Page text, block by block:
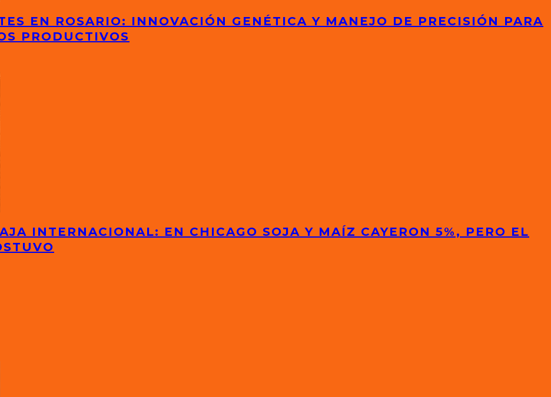
EN ROSARIO: INNOVACIÓN GENÉTICA Y MANEJO DE PRECISIÓN PARA
PRODUCTIVOS
INTERNACIONAL: EN CHICAGO SOJA Y MAÍZ CAYERON 5%, PERO EL